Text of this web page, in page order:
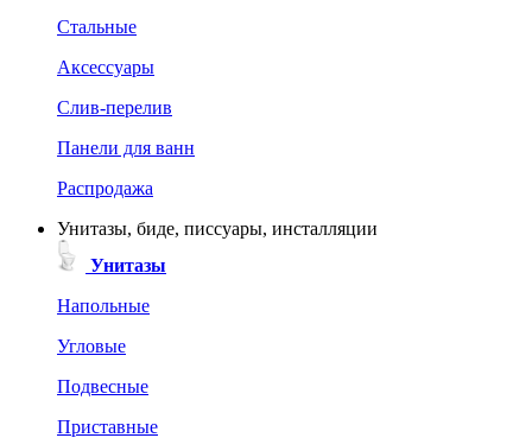
Стальные
Аксессуары
Слив-перелив
Панели для ванн
Распродажа
Унитазы, биде, писсуары, инсталляции
Унитазы
Напольные
Угловые
Подвесные
Приставные